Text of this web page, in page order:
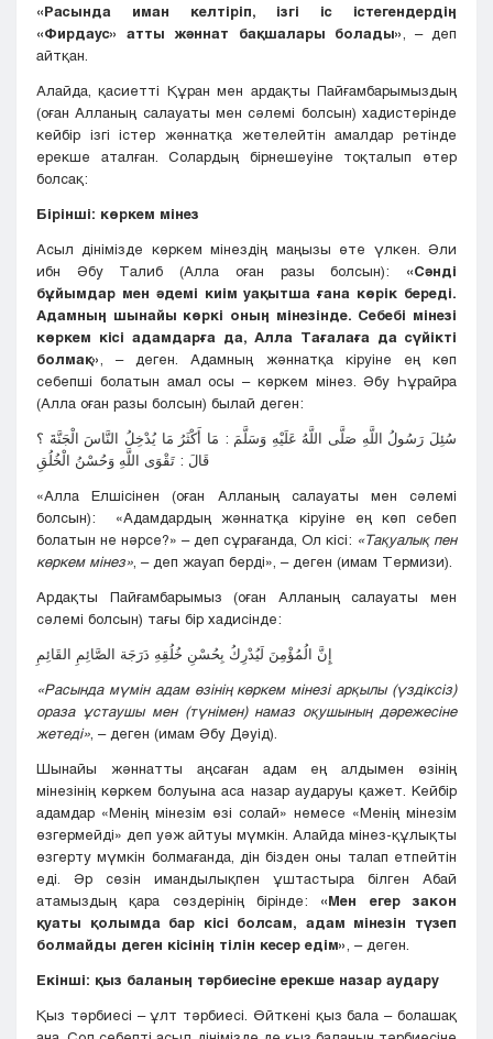
«Расында иман келтіріп, ізгі іс істегендердің
«Фирдаус» атты жәннат бақшалары болады»
, – деп
айтқан.
Алайда, қасиетті Құран мен ардақты Пайғамбарымыздың
(оған Алланың салауаты мен сәлемі болсын) хадистерінде
кейбір ізгі істер жәннатқа жетелейтін амалдар ретінде
ерекше аталған. Солардың бірнешеуіне тоқталып өтер
болсақ:
Бірінші: көркем мінез
Асыл дінімізде көркем мінездің маңызы өте үлкен. Әли
ибн Әбу Талиб (Алла оған разы болсын): «Сәнді
бұйымдар мен әдемі киім уақытша ғана көрік береді.
Адамның шынайы көркі оның мінезінде. Себебі мінезі
көркем кісі адамдарға да, Алла Тағалаға да сүйікті
болмақ»
, – деген. Адамның жәннатқа кіруіне ең көп
себепші болатын амал осы – көркем мінез. Әбу Һұрайра
(Алла оған разы болсын) былай деген:
سُئِلَ رَسُولُ اللَّهِ صَلَّى اللَّهُ عَلَيْهِ وَسَلَّمَ : مَا أَكْثَرُ مَا يُدْخِلُ النَّاسَ الْجَنَّةَ ؟
قَالَ : تَقْوَى اللَّهِ وَحُسْنُ الْخُلُقِ
«Алла Елшісінен (оған Алланың салауаты мен сәлемі
болсын): «Адамдардың жәннатқа кіруіне ең көп себеп
болатын не нәрсе?» – деп сұрағанда, Ол кісі: «Тақуалық пен
көркем мінез» , – деп жауап берді», – деген (имам Термизи).
Ардақты Пайғамбарымыз (оған Алланың салауаты мен
сәлемі болсын) тағы бір хадисінде:
إِنَّ الُمُؤْمِنَ لَيُدْرِكُ بِحُسْنِ خُلُقِهِ دَرَجَة الصَّائِمِ القَائِمِ
«Расында мүмін адам өзінің көркем мінезі арқылы (үздіксіз)
ораза ұстаушы мен (түнімен) намаз оқушының дәрежесіне
жетеді» , – деген (имам Әбу Дәуід).
Шынайы жәннатты аңсаған адам ең алдымен өзінің
мінезінің көркем болуына аса назар аударуы қажет. Кейбір
адамдар «Менің мінезім өзі солай» немесе «Менің мінезім
өзгермейді» деп уәж айтуы мүмкін. Алайда мінез-құлықты
өзгерту мүмкін болмағанда, дін бізден оны талап етпейтін
еді. Әр сөзін имандылықпен ұштастыра білген Абай
атамыздың қара сөздерінің бірінде: «Мен егер закон
қуаты қолымда бар кісі болсам, адам мінезін түзеп
болмайды деген кісінің тілін кесер едім» , – деген.
Екінші: қыз баланың тәрбиесіне ерекше назар аудару
Қыз тәрбиесі – ұлт тәрбиесі. Өйткені қыз бала – болашақ